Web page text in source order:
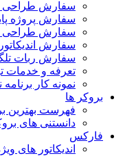
سفارش طراحی
سفارش پروژه
سفارش طراحی
سفارش
سفارش ربات
تعرفه و خدمات
نمونه کار
بروکر ها
فهرست بهترین
دانستنی های
فارکس
اندیکاتور های